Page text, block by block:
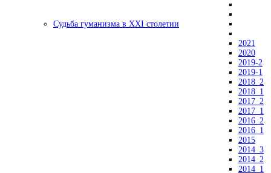
Судьба гуманизма в XXI столетии
2021
2020
2019-2
2019-1
2018_2
2018_1
2017_2
2017_1
2016_2
2016_1
2015
2014_3
2014_2
2014_1